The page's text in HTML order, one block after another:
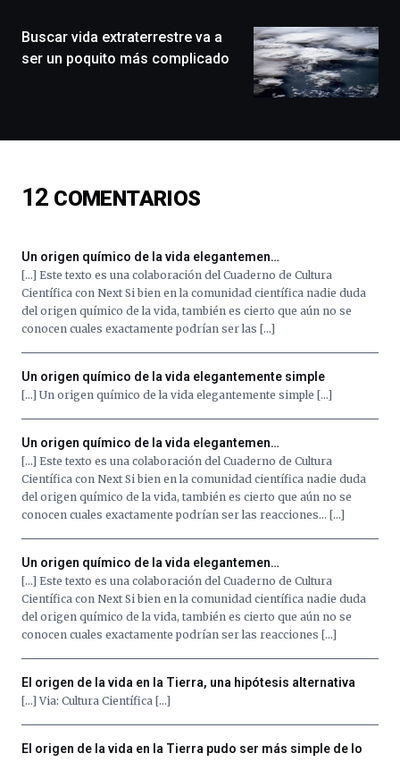
monólogos,
conferencias,
de
16
al
de
organizada
por
la
Buscar vida extraterrestre va a
ser un poquito más complicado
12 COMENTARIOS
Un origen químico de la vida elegantemen…
[…] Este texto es una colaboración del Cuaderno de Cultura
Científica con Next Si bien en la comunidad científica nadie duda
del origen químico de la vida, también es cierto que aún no se
conocen cuales exactamente podrían ser las […]
Un origen químico de la vida elegantemente simple
[…] Un origen químico de la vida elegantemente simple […]
Un origen químico de la vida elegantemen…
[…] Este texto es una colaboración del Cuaderno de Cultura
Científica con Next Si bien en la comunidad científica nadie duda
del origen químico de la vida, también es cierto que aún no se
conocen cuales exactamente podrían ser las reacciones… […]
Un origen químico de la vida elegantemen…
[…] Este texto es una colaboración del Cuaderno de Cultura
Científica con Next Si bien en la comunidad científica nadie duda
del origen químico de la vida, también es cierto que aún no se
conocen cuales exactamente podrían ser las reacciones […]
El origen de la vida en la Tierra, una hipótesis alternativa
[…] Via: Cultura Científica […]
El origen de la vida en la Tierra pudo ser más simple de lo